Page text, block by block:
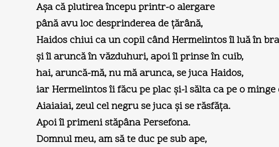
Aşa că plutirea începu printr-o alergare
până avu loc desprinderea de ţărână,
Haidos chiui ca un copil când Hermelintos îl luă în
şi îl aruncă în văzduhuri, apoi îl prinse în cuib,
hai, aruncă-mă, nu mă arunca, se juca Haidos,
iar Hermelintos îi făcu pe plac şi-l sălta ca pe o minge
Aiaiaiai, zeul cel negru se juca şi se răsfăţa.
Apoi îl primeni stăpâna Persefona.
Domnul meu, am să te duc pe sub ape,